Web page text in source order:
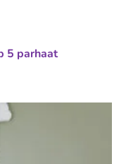
5 parhaat